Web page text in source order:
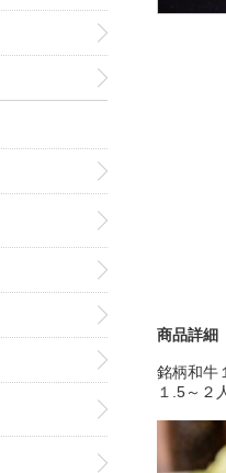
商品詳細
銘柄和牛
１.5～２